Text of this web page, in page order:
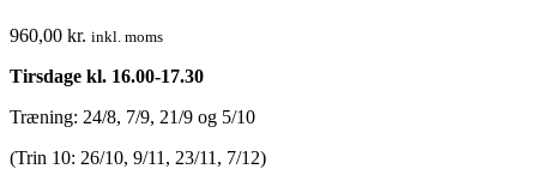
960,00 kr. inkl. moms
Tirsdage kl. 16.00-17.30
Træning: 24/8, 7/9, 21/9 og 5/10
(Trin 10: 26/10, 9/11, 23/11, 7/12)